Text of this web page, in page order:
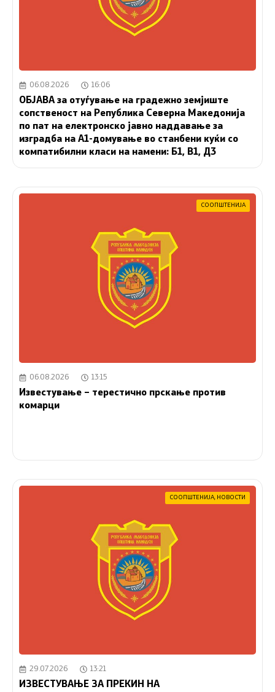
06.08.2026 16:06
ОБЈАВА за отуѓување на градежно земјиште
сопственост на Република Северна Македонија
по пат на електронско јавно наддавање за
изградба на A1-домување во станбени куќи со
компатибилни класи на намени: Б1, В1, Д3
СООПШТЕНИЈА
06.08.2026 13:15
Известување – терестично прскање против
комарци
СООПШТЕНИЈА, НОВОСТИ
29.07.2026 13:21
ИЗВЕСТУВАЊЕ ЗА ПРЕКИН НА